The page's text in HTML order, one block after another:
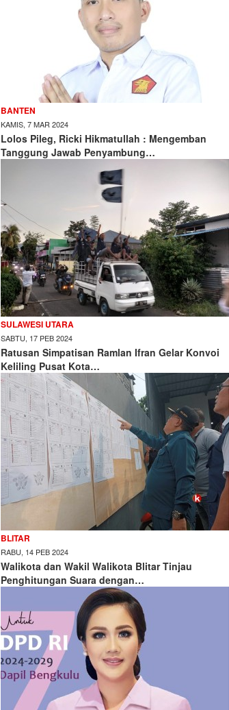
BANTEN
KAMIS, 7 MAR 2024
Lolos Pileg, Ricki Hikmatullah : Mengemban
Tanggung Jawab Penyambung…
SULAWESI UTARA
SABTU, 17 PEB 2024
Ratusan Simpatisan Ramlan Ifran Gelar Konvoi
Keliling Pusat Kota…
BLITAR
RABU, 14 PEB 2024
Walikota dan Wakil Walikota Blitar Tinjau
Penghitungan Suara dengan…